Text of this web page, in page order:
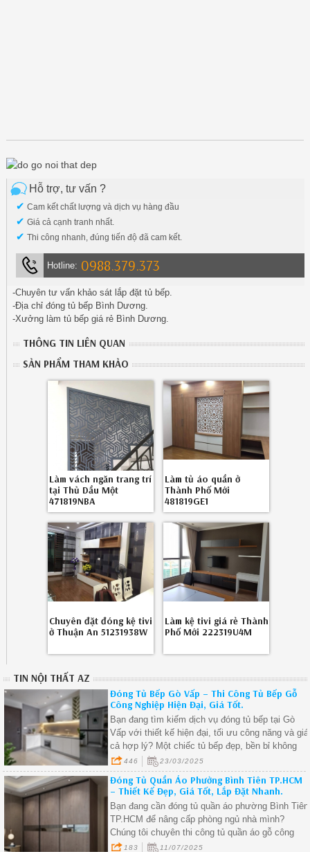
Hỗ trợ, tư vấn ?
✔ Cam kết chất lượng và dịch vụ hàng đầu
✔ Giá cả cạnh tranh nhất.
✔ Thi công nhanh, đúng tiến độ đã cam kết.
Hotline: 0988.379.373
-Chuyên tư vấn khảo sát lắp đặt tủ bếp.
-Địa chỉ đóng tủ bếp Bình Dương.
-Xưởng làm tủ bếp giá rẻ Bình Dương.
THÔNG TIN LIÊN QUAN
SẢN PHẨM THAM KHẢO
Làm vách ngăn trang trí
tại Thủ Dầu Một
471819NBA
Làm tủ áo quần ở
Thành Phố Mới
481819GE1
Chuyên đặt đóng kệ tivi
ở Thuận An 51231938W
Làm kệ tivi giá rẻ Thành
Phố Mới 222319U4M
TIN NỘI THẤT AZ
Đóng Tủ Bếp Gò Vấp – Thi Công Tủ Bếp Gỗ
Công Nghiệp Hiện Đại, Giá Tốt.
Bạn đang tìm kiếm dịch vụ đóng tủ bếp tại Gò
Vấp với thiết kế hiện đại, tối ưu công năng và giá
cả hợp lý? Một chiếc tủ bếp đẹp, bền bỉ không
chỉ giúp căn bếp gọn gàng, sang trọng mà còn
nâng cao chất lượng cuộc sống.
446 23/03/2025
Đóng Tủ Quần Áo Phường Bình Tiên TP.HCM
– Thiết Kế Đẹp, Giá Tốt, Lắp Đặt Nhanh.
Bạn đang cần đóng tủ quần áo phường Bình Tiên
TP.HCM để nâng cấp phòng ngủ nhà mình?
Chúng tôi chuyên thi công tủ quần áo gỗ công
nghiệp tại phường Bình Tiên, thiết kế riêng theo
183 11/07/2025